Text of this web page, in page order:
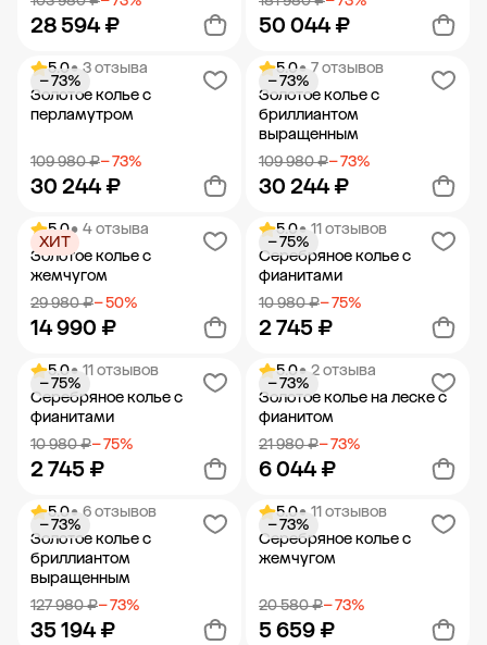
28 594 ₽
Добавить в корзину
50 044 ₽
Добавить в корзину
5.0• 3 отзыва
Золотое колье с
перламутром
109 980 ₽− 73%
30 244 ₽
− 73%
Добавить в корзину
5.0• 7 отзывов
Золотое колье с
бриллиантом
выращенным
109 980 ₽− 73%
30 244 ₽
− 73%
Добавить в корзину
5.0• 4 отзыва
Золотое колье с
жемчугом
29 980 ₽− 50%
14 990 ₽
ХИТ
Добавить в корзину
5.0• 11 отзывов
Серебряное колье с
фианитами
10 980 ₽− 75%
2 745 ₽
− 75%
Добавить в корзину
5.0• 11 отзывов
Серебряное колье с
фианитами
10 980 ₽− 75%
2 745 ₽
− 75%
Добавить в корзину
5.0• 2 отзыва
Золотое колье на леске с
фианитом
21 980 ₽− 73%
6 044 ₽
− 73%
Добавить в корзину
5.0• 6 отзывов
Золотое колье с
бриллиантом
выращенным
127 980 ₽− 73%
35 194 ₽
− 73%
5.0• 11 отзывов
Серебряное колье с
жемчугом
20 580 ₽− 73%
5 659 ₽
− 73%